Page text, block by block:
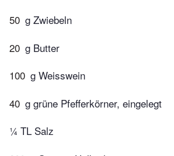
50 g Zwiebeln
20 g Butter
100 g Weisswein
40 g grüne Pfefferkörner, eingelegt
¼ TL Salz